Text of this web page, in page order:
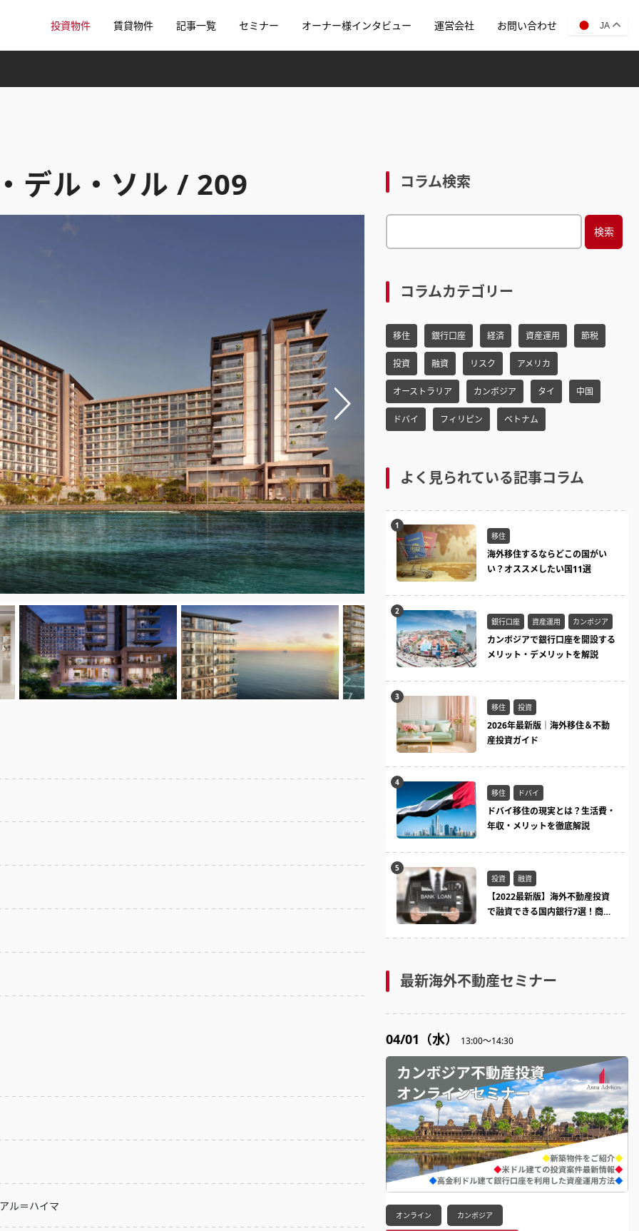
投資物件 賃貸物件 記事一覧 セミナー オーナー様インタビュー 運営会社 お問い合わせ JA
デル・ソル / 209
ル＝ハイマ
コラム検索
e
r
c
h
f
r:
コラムカテゴリー
移住 銀行口座 経済 資産運用 節税
投資 融資 リスク アメリカ
オーストラリア カンボジア タイ 中国
ドバイ フィリピン ベトナム
よく見られている記事コラム
移住
海外移住するならどこの国がい
い？オススメしたい国11選
銀行口座 資産運用 カンボジア
カンボジアで銀行口座を開設する
メリット・デメリットを解説
移住 投資
2026年最新版｜海外移住＆不動
産投資ガイド
移住 ドバイ
ドバイ移住の現実とは？生活費・
年収・メリットを徹底解説
投資 融資
【2022最新版】海外不動産投資
で融資できる国内銀行7選！商品
最新海外不動産セミナー
04/01（水） 13:00～14:30
オンライン カンボジア